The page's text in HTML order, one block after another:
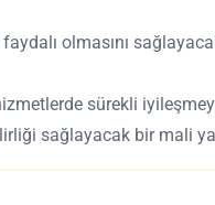
olmasını
sürekli
sağlayacak bir mali